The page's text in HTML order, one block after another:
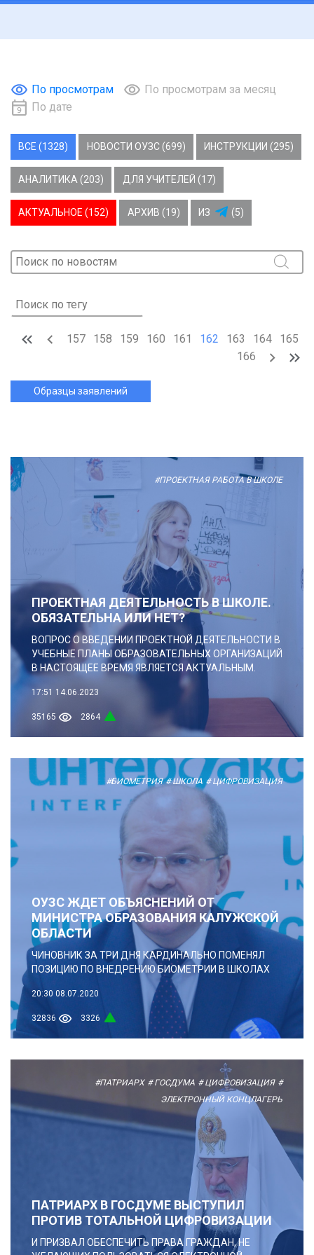
По просмотрам
По просмотрам за месяц
По дате
ВСЕ (1328) НОВОСТИ ОУЗС (699) ИНСТРУКЦИИ (295)
АНАЛИТИКА (203) ДЛЯ УЧИТЕЛЕЙ (17)
АКТУАЛЬНОЕ (152) АРХИВ (19) ИЗ (5)
157 158 159 160 161 162 163 164
165
166
Образцы заявлений
#ПРОЕКТНАЯ РАБОТА В ШКОЛЕ
ПРОЕКТНАЯ ДЕЯТЕЛЬНОСТЬ В ШКОЛЕ.
ОБЯЗАТЕЛЬНА ИЛИ НЕТ?
ВОПРОС О ВВЕДЕНИИ ПРОЕКТНОЙ ДЕЯТЕЛЬНОСТИ В
УЧЕБНЫЕ ПЛАНЫ ОБРАЗОВАТЕЛЬНЫХ ОРГАНИЗАЦИЙ
В НАСТОЯЩЕЕ ВРЕМЯ ЯВЛЯЕТСЯ АКТУАЛЬНЫМ.
17:51 14.06.2023
35165 2864
#БИОМЕТРИЯ # ШКОЛА # ЦИФРОВИЗАЦИЯ
ОУЗС ЖДЕТ ОБЪЯСНЕНИЙ ОТ
МИНИСТРА ОБРАЗОВАНИЯ КАЛУЖСКОЙ
ОБЛАСТИ
ЧИНОВНИК ЗА ТРИ ДНЯ КАРДИНАЛЬНО ПОМЕНЯЛ
ПОЗИЦИЮ ПО ВНЕДРЕНИЮ БИОМЕТРИИ В ШКОЛАХ
20:30 08.07.2020
32836 3326
#ПАТРИАРХ # ГОСДУМА # ЦИФРОВИЗАЦИЯ #
ЭЛЕКТРОННЫЙ КОНЦЛАГЕРЬ
ПАТРИАРХ В ГОСДУМЕ ВЫСТУПИЛ
ПРОТИВ ТОТАЛЬНОЙ ЦИФРОВИЗАЦИИ
И ПРИЗВАЛ ОБЕСПЕЧИТЬ ПРАВА ГРАЖДАН, НЕ